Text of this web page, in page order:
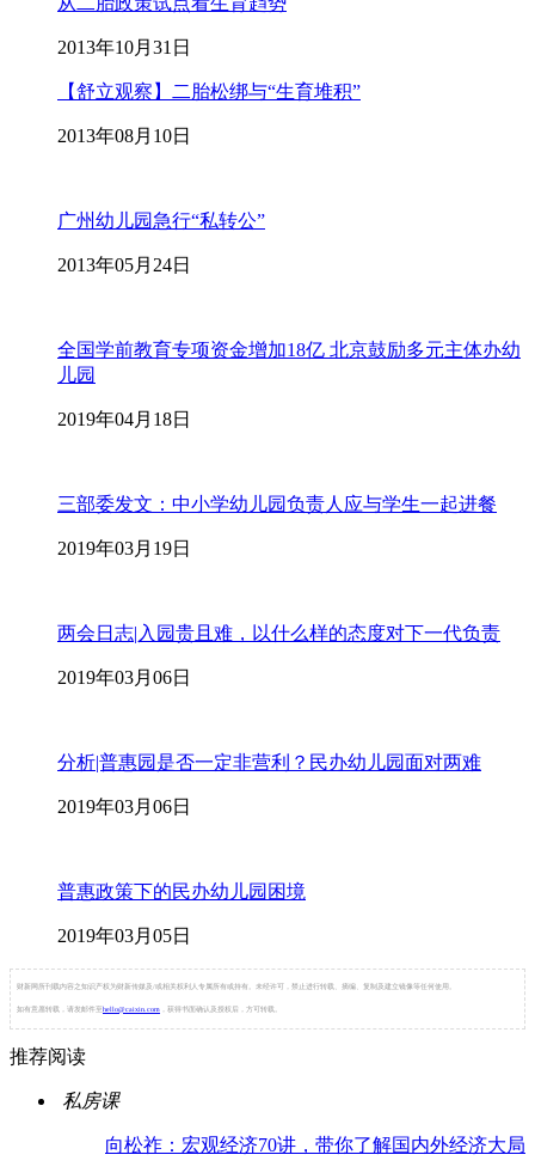
2013年10月31日
【舒立观察】二胎松绑与“生育堆积”
2013年08月10日
广州幼儿园急行“私转公”
2013年05月24日
全国学前教育专项资金增加18亿 北京鼓励多元主体办幼
儿园
2019年04月18日
三部委发文：中小学幼儿园负责人应与学生一起进餐
2019年03月19日
两会日志|入园贵且难，以什么样的态度对下一代负责
2019年03月06日
分析|普惠园是否一定非营利？民办幼儿园面对两难
2019年03月06日
普惠政策下的民办幼儿园困境
2019年03月05日
财新网所刊载内容之知识产权为财新传媒及/或相关权利人专属所有或持有。未经许可，禁止进行转载、摘编、复制及建立镜像等任何使用。
如有意愿转载，请发邮件至 hello@caixin.com ，获得书面确认及授权后，方可转载。
推荐阅读
私房课
向松祚：宏观经济70讲，带你了解国内外经济大局